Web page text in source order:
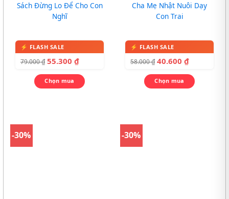
Sách Đừng Lo Để Cho Con
Nghĩ
79.000₫ 55.300 ₫
Chọn mua
Cha Mẹ Nhật Nuôi Dạy
Con Trai
58.000₫ 40.600 ₫
Chọn mua
-30% -30%